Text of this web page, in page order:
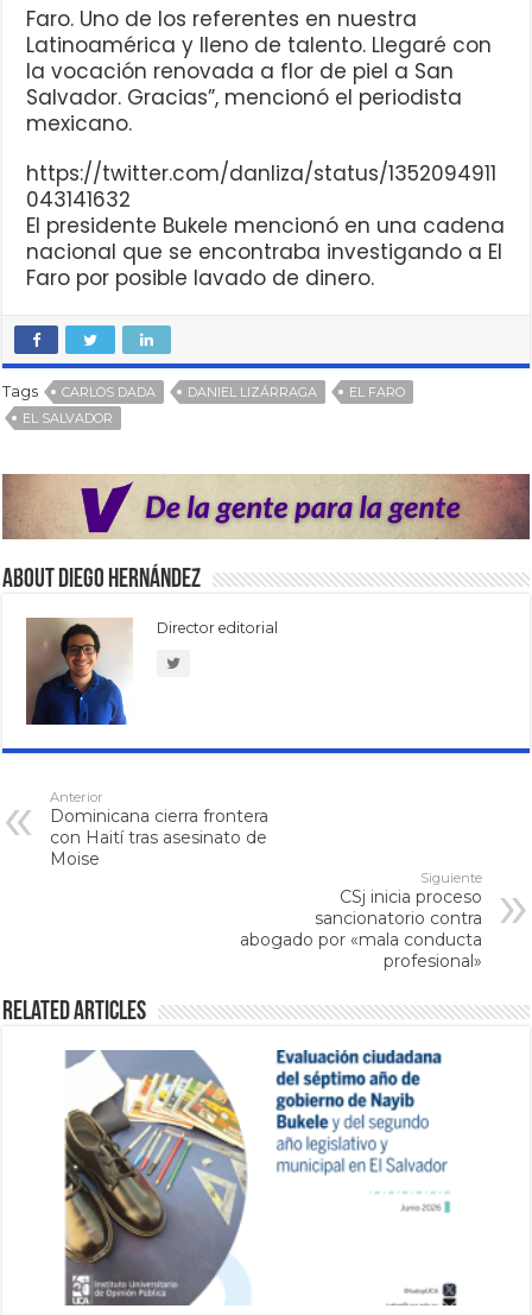
Faro. Uno de los referentes en nuestra
Latinoamérica y lleno de talento. Llegaré con
la vocación renovada a flor de piel a San
Salvador. Gracias”, mencionó el periodista
mexicano.
https://twitter.com/danliza/status/1352094911
043141632
El presidente Bukele mencionó en una cadena
nacional que se encontraba investigando a El
Faro por posible lavado de dinero.
Tags CARLOS DADA DANIEL LIZÁRRAGA
EL FARO
EL SALVADOR
About Diego Hernández
Director editorial
Anterior
Dominicana cierra frontera
con Haití tras asesinato de
Moise
Siguiente
CSj inicia proceso
sancionatorio contra
abogado por «mala conducta
profesional»
Related Articles